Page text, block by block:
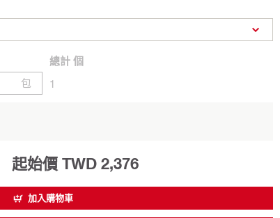
包
總計 個
1
起始價 TWD 2,376
加入購物車